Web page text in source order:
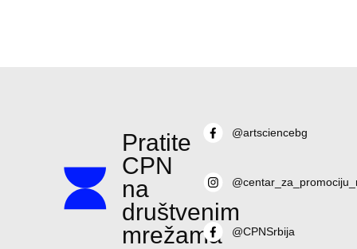
Pratite
CPN
na
društvenim
mrežama
@artsciencebg
@CPNSrbija